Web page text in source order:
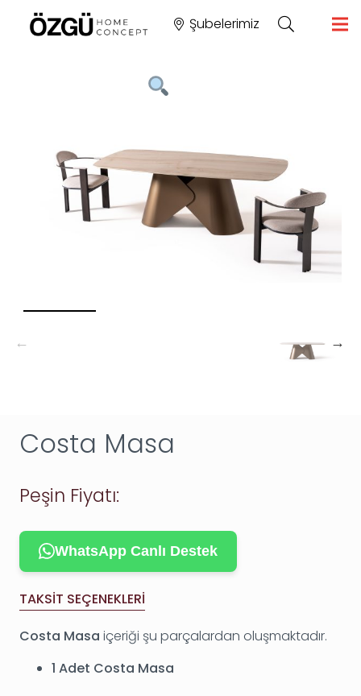
Şubelerimiz
Costa Masa
Peşin Fiyatı:
WhatsApp Canlı Destek
TAKSIT SEÇENEKLERI
Costa Masa içeriği şu parçalardan oluşmaktadır.
1 Adet Costa Masa